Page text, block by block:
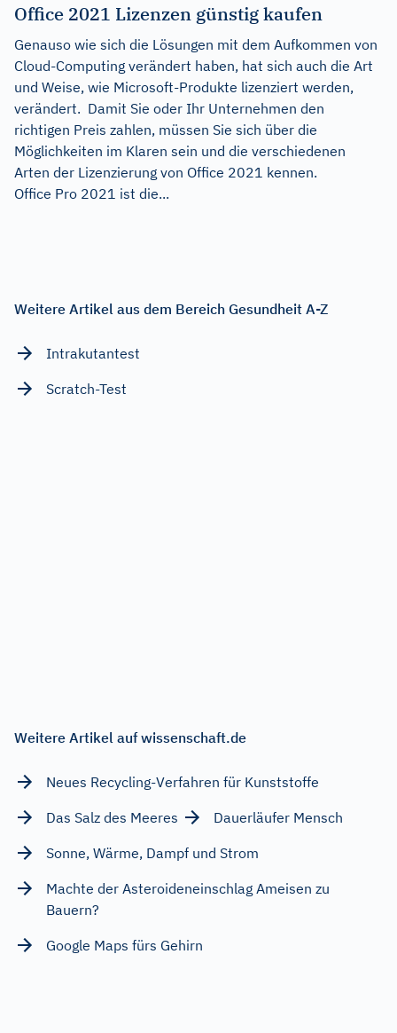
Office 2021 Lizenzen günstig kaufen
Genauso wie sich die Lösungen mit dem Aufkommen von
Cloud-Computing verändert haben, hat sich auch die Art
und Weise, wie Microsoft-Produkte lizenziert werden,
verändert. Damit Sie oder Ihr Unternehmen den
richtigen Preis zahlen, müssen Sie sich über die
Möglichkeiten im Klaren sein und die verschiedenen
Arten der Lizenzierung von Office 2021 kennen.
Office Pro 2021 ist die...
Weitere Artikel aus dem Bereich Gesundheit A-Z
Intrakutantest
Scratch-Test
Weitere Artikel auf wissenschaft.de
Neues Recycling-Verfahren für Kunststoffe
Das Salz des Meeres
Dauerläufer Mensch
Sonne, Wärme, Dampf und Strom
Machte der Asteroideneinschlag Ameisen zu
Bauern?
Google Maps fürs Gehirn